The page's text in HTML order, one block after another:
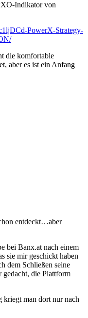
Indikator von
PowerX-Strategy-
die komfortable
aber es ist ein Anfang
entdeckt…aber
bei Banx.at nach einem
sie mir geschickt haben
dem Schließen seine
die Plattform
kriegt man dort nur nach